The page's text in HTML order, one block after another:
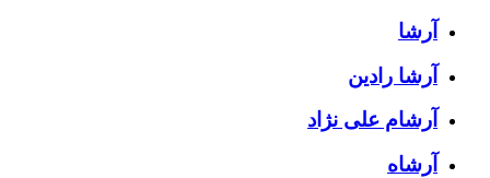
آرشا
آرشا رادین
آرشام علی نژاد
آرشاه